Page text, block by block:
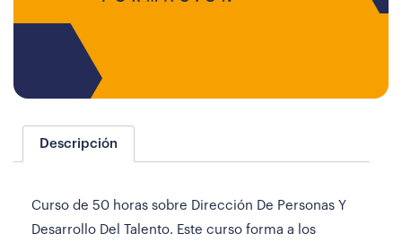
Descripción
Curso de 50 horas sobre Dirección De Personas Y
Desarrollo Del Talento. Este curso forma a los